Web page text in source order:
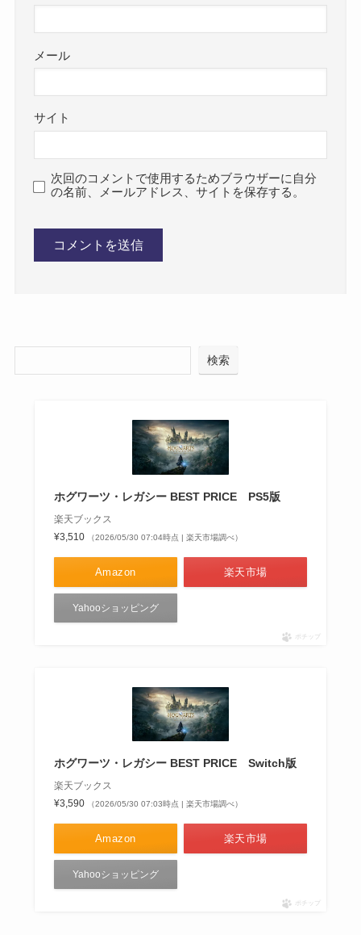
メール
サイト
次回のコメントで使用するためブラウザーに自分
の名前、メールアドレス、サイトを保存する。
検索
ホグワーツ・レガシー BEST PRICE PS5版
楽天ブックス
¥3,510
（2026/05/30 07:04時点 | 楽天市場調べ）
Amazon 楽天市場
Yahooショッピング
ポチップ
ホグワーツ・レガシー BEST PRICE Switch版
楽天ブックス
¥3,590
（2026/05/30 07:03時点 | 楽天市場調べ）
Amazon 楽天市場
Yahooショッピング
ポチップ